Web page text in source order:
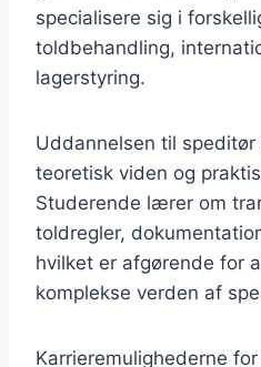
specialisere sig i
toldbehandling,
lagerstyring.
Uddannelsen til
teoretisk viden og
Studerende lærer om
toldregler,
hvilket er afgørende for
komplekse verden af
Karrieremulighederne